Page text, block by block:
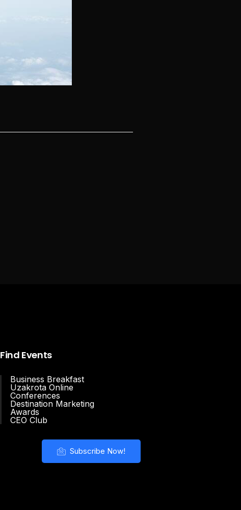
Find Events
Business Breakfast
Uzakrota Online
Conferences
Destination Marketing
Awards
CEO Club
Subscribe Now!